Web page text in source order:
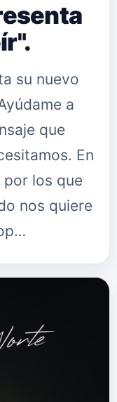
su nuevo
a
que
En
los que
nos quiere